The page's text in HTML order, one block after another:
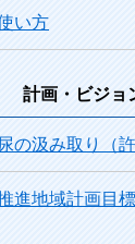
い方
計画・ビジョ
の汲み取り（許
進地域計画目